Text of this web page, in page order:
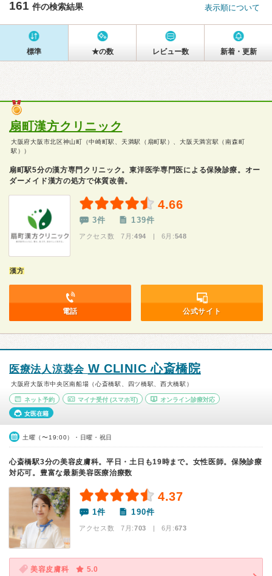
161 件の検索結果 表示順について
標準 ★の数 レビュー数 新着・更新
扇町漢方クリニック
大阪府大阪市北区神山町（中崎町駅、天満駅（扇町駅）、大阪天満宮駅（南森町
駅））
扇町駅5分の漢方専門クリニック。東洋医学専門医による保険診療。オー
ダーメイド漢方の処方で体質改善。
4.66
3件 139件
アクセス数 7月:494 | 6月:548
漢方
電話 公式サイト
医療法人涼葵会 W CLINIC 心斎橋院
大阪府大阪市中央区南船場（心斎橋駅、四ツ橋駅、西大橋駅）
ネット予約 マイナ受付(スマホ可) オンライン診療対応
女医在籍
土曜（〜19:00）・日曜・祝日
心斎橋駅3分の美容皮膚科。平日・土日も19時まで。女性医師。保険診療
対応可。豊富な最新美容医療治療数
4.37
1件 190件
アクセス数 7月:703 | 6月:673
美容皮膚科
5.0